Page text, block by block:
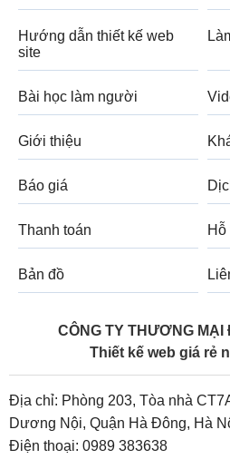
Hướng dẫn thiết kế web
site
Bài học làm người
Giới thiệu
Báo giá
Thanh toán Hỗ
Bản đồ
CÔNG TY THƯƠNG MẠI
Thiết kế web giá rẻ
Địa chỉ: Phòng 203, Tòa nhà
Dương Nội, Quận Hà Đông, Hà
Điện thoại: 0989 383638